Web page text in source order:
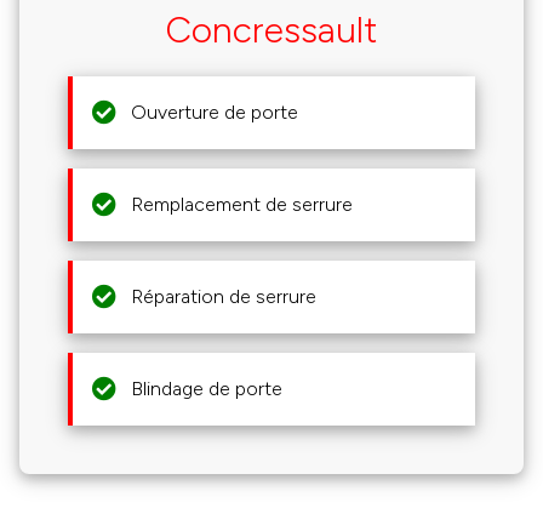
Concressault
Ouverture de porte
Remplacement de serrure
Réparation de serrure
Blindage de porte